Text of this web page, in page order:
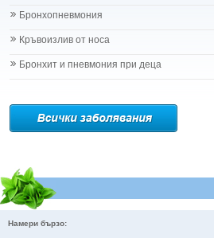
Бронхопневмония
Кръвоизлив от носа
Бронхит и пневмония при деца
Намери бързо: